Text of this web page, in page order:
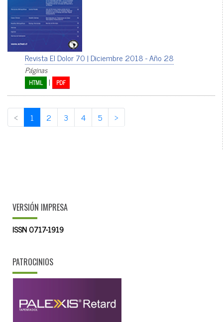
Revista El Dolor 70 | Diciembre 2018 - Año 28
Páginas
HTML | PDF
‹ 1 2 3 4 5 ›
VERSIÓN IMPRESA
ISSN 0717-1919
PATROCINIOS